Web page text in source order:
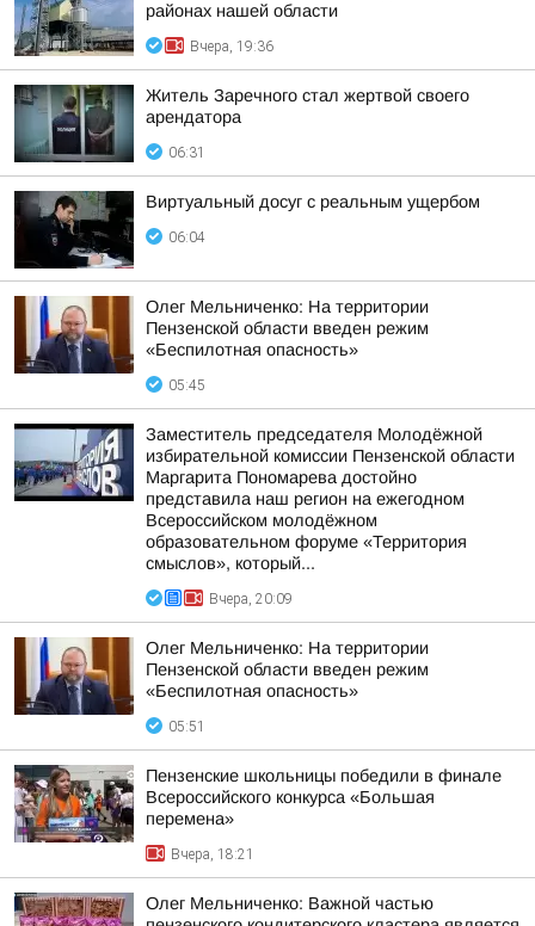
районах нашей области
Вчера, 19:36
Житель Заречного стал жертвой своего
арендатора
06:31
Виртуальный досуг с реальным ущербом
06:04
Олег Мельниченко: На территории
Пензенской области введен режим
«Беспилотная опасность»
05:45
Заместитель председателя Молодёжной
избирательной комиссии Пензенской области
Маргарита Пономарева достойно
представила наш регион на ежегодном
Всероссийском молодёжном
образовательном форуме «Территория
смыслов», который...
Вчера, 20:09
Олег Мельниченко: На территории
Пензенской области введен режим
«Беспилотная опасность»
05:51
Пензенские школьницы победили в финале
Всероссийского конкурса «Большая
перемена»
Вчера, 18:21
Олег Мельниченко: Важной частью